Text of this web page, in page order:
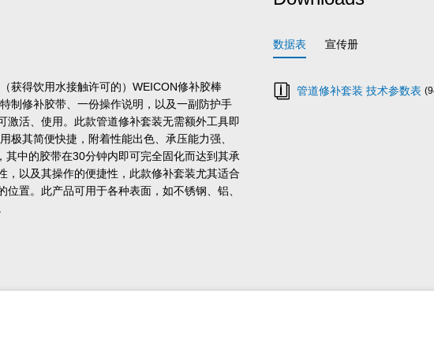
获得饮用水接触许可的）WEICON修补胶棒
制修补胶带、一份操作说明，以及一副防护手
活、使用。此款管道修补套装无需额外工具即
极其简便快捷，附着性能出色、承压能力强、
中的胶带在30分钟内即可完全固化而达到其承
，以及其操作的便捷性，此款修补套装尤其适合
置。此产品可用于各种表面，如不锈钢、铝、
数据表 宣传册
管道修补套装 技术参数表